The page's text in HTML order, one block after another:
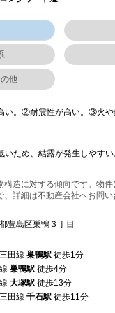
他
い。②耐震性が高い。③火や
ため、結露が発生しやすい
造に対する傾向です。物
詳細は不動産会社へお問い
豊島区巣鴨３丁目
田線 巣鴨駅 徒歩1分
巣鴨駅 徒歩4分
大塚駅 徒歩13分
田線 千石駅 徒歩11分